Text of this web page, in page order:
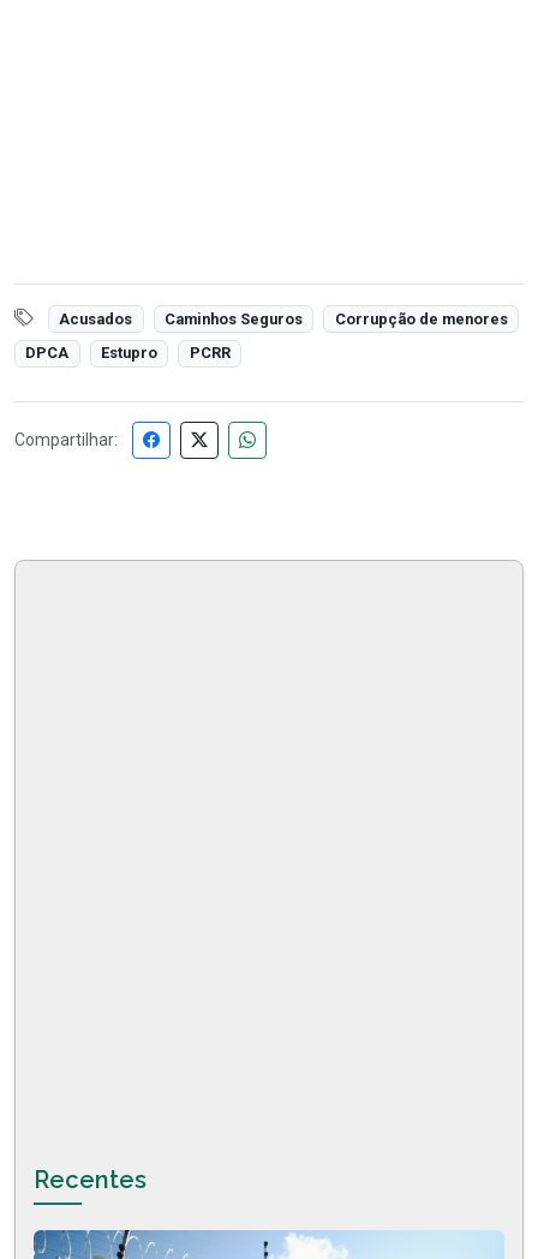
Acusados Caminhos Seguros
Corrupção de menores
DPCA
Estupro PCRR
Compartilhar:
Recentes